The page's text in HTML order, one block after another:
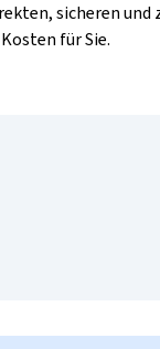
sicheren
für Sie.